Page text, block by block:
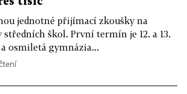
jednotné přijímací zkoušky na
škol. První termín je 12. a 13.
osmiletá gymnázia...